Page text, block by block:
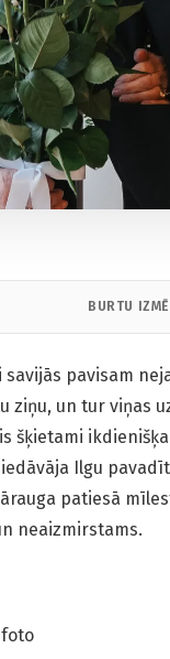
BURTU
pavisam
ziņu, un tur viņas
šķietami
Ilgu
patiesā
neaizmirstams.